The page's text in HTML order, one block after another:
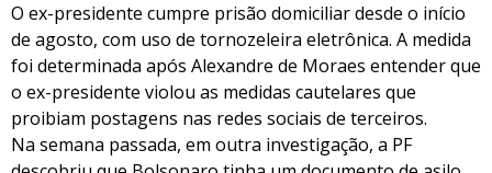
O ex-presidente cumpre prisão domiciliar desde o início
de agosto, com uso de tornozeleira eletrônica. A medida
foi determinada após Alexandre de Moraes entender que
o ex-presidente violou as medidas cautelares que
proibiam postagens nas redes sociais de terceiros.
Na semana passada, em outra investigação, a PF